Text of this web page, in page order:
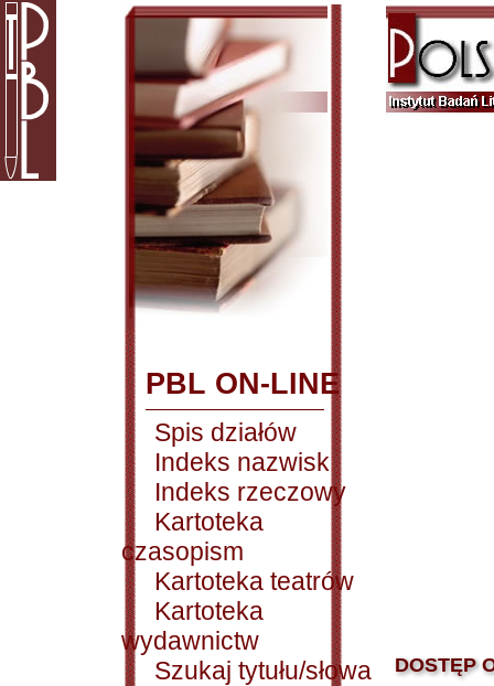
PBL ON-LINE
Spis działów
Indeks nazwisk
Indeks rzeczowy
Kartoteka
czasopism
Kartoteka teatrów
Kartoteka
wydawnictw
Szukaj tytułu/słowa
DOSTĘP